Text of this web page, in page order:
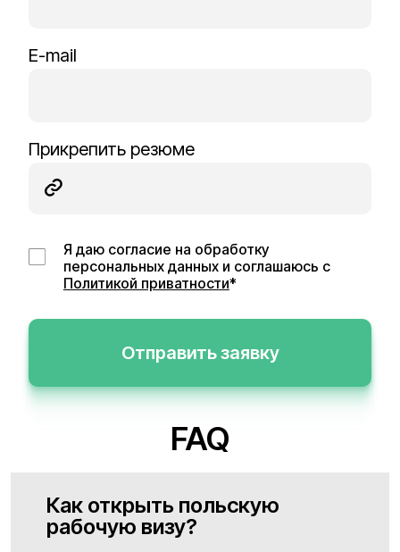
E-mail
Прикрепить резюме
Я даю согласие на обработку
персональных данных и соглашаюсь с
Политикой приватности*
Отправить заявку
FAQ
Как открыть польскую
рабочую визу?